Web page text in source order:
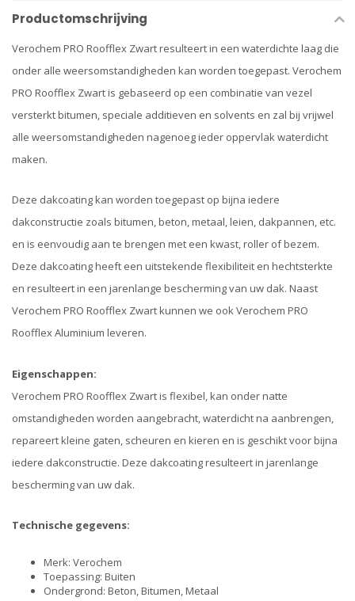
Productomschrijving
Verochem PRO Roofflex Zwart resulteert in een waterdichte laag die
onder alle weersomstandigheden kan worden toegepast. Verochem
PRO Roofflex Zwart is gebaseerd op een combinatie van vezel
versterkt bitumen, speciale additieven en solvents en zal bij vrijwel
alle weersomstandigheden nagenoeg ieder oppervlak waterdicht
maken.
Deze dakcoating kan worden toegepast op bijna iedere
dakconstructie zoals bitumen, beton, metaal, leien, dakpannen, etc.
en is eenvoudig aan te brengen met een kwast, roller of bezem.
Deze dakcoating heeft een uitstekende flexibiliteit en hechtsterkte
en resulteert in een jarenlange bescherming van uw dak. Naast
Verochem PRO Roofflex Zwart kunnen we ook Verochem PRO
Roofflex Aluminium leveren.
Eigenschappen:
Verochem PRO Roofflex Zwart is flexibel, kan onder natte
omstandigheden worden aangebracht, waterdicht na aanbrengen,
repareert kleine gaten, scheuren en kieren en is geschikt voor bijna
iedere dakconstructie. Deze dakcoating resulteert in jarenlange
bescherming van uw dak.
Technische gegevens:
Merk: Verochem
Toepassing: Buiten
Ondergrond: Beton, Bitumen, Metaal